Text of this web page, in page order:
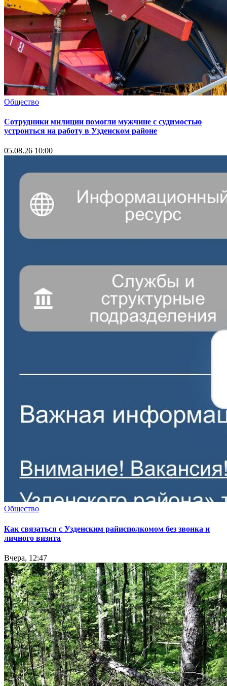
Общество
Сотрудники милиции помогли мужчине с судимостью
устроиться на работу в Узденском районе
05.08.26 10:00
Общество
Как связаться с Узденским райисполкомом без звонка и
личного визита
Вчера, 12:47